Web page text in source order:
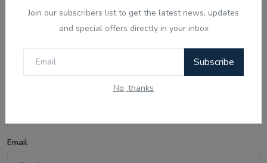
Join our subscribers list to get the latest news, updates
and special offers directly in your inbox
Subscribe
No, thanks
Email